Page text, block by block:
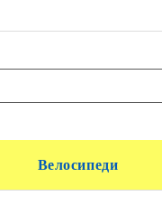
Велосипеди